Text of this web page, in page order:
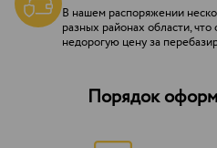
В нашем распоряжении
разных районах области,
недорогую цену за
Порядок